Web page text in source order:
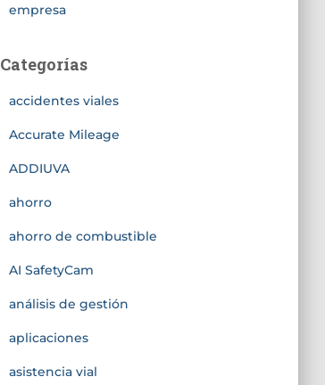
empresa
Categorías
accidentes viales
Accurate Mileage
ADDIUVA
ahorro
ahorro de combustible
AI SafetyCam
análisis de gestión
aplicaciones
asistencia vial